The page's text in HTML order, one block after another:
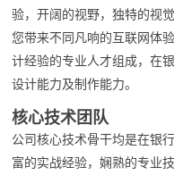
验，开阔的视野，独特的视
您带来不同凡响的互联网体
计经验的专业人才组成，在
设计能力及制作能力。
核心技术团队
公司核心技术骨干均是在银
富的实战经验，娴熟的专业